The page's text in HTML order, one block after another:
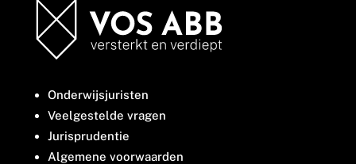
Onderwijsjuristen
Veelgestelde vragen
Jurisprudentie
Algemene voorwaarden